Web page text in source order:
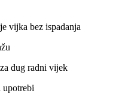
vijka bez ispadanja
dug radni vijek